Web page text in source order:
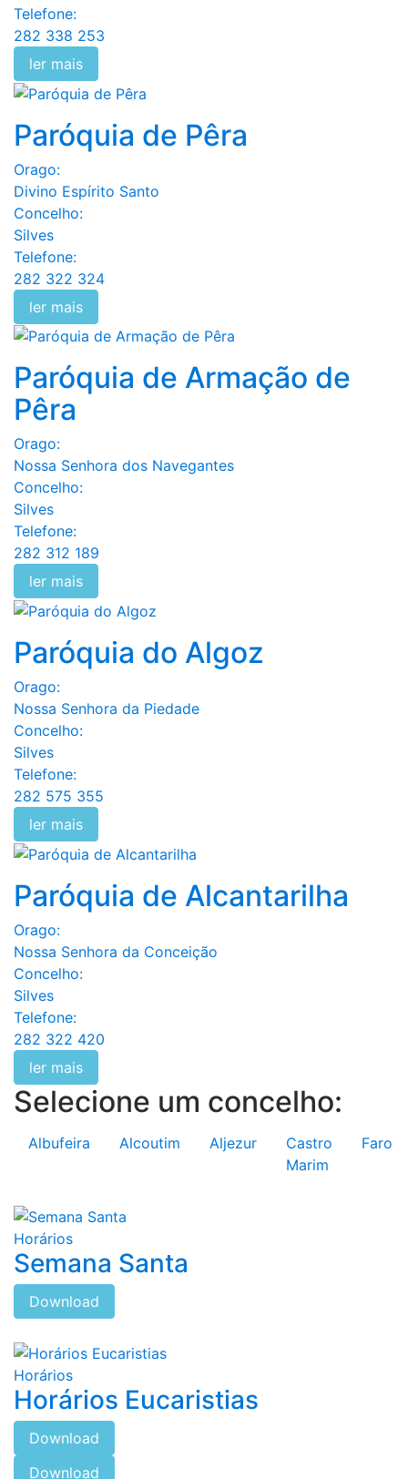
Telefone:
282 338 253
ler mais
Paróquia de Pêra
Orago:
Divino Espírito Santo
Concelho:
Silves
Telefone:
282 322 324
ler mais
Paróquia de Armação de
Pêra
Orago:
Nossa Senhora dos Navegantes
Concelho:
Silves
Telefone:
282 312 189
ler mais
Paróquia do Algoz
Orago:
Nossa Senhora da Piedade
Concelho:
Silves
Telefone:
282 575 355
ler mais
Paróquia de Alcantarilha
Orago:
Nossa Senhora da Conceição
Concelho:
Silves
Telefone:
282 322 420
ler mais
Selecione um concelho:
Albufeira Alcoutim Aljezur
Castro
Marim
Faro
Horários
Semana Santa
Download
Horários
Horários Eucaristias
Download
Download